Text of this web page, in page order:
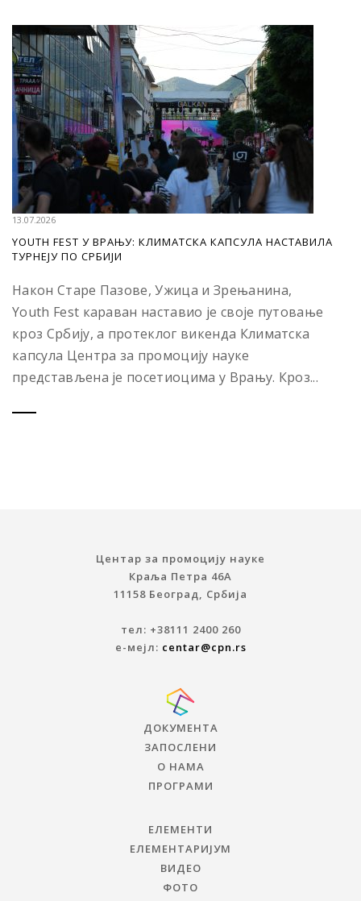
13.07.2026
YOUTH FEST У ВРАЊУ: КЛИМАТСКА КАПСУЛА НАСТАВИЛА
ТУРНЕЈУ ПО СРБИЈИ
Након Старе Пазове, Ужица и Зрењанина,
Youth Fest караван наставио је своје путовање
кроз Србију, а протеклог викенда Климатска
капсула Центра за промоцију науке
представљена је посетиоцима у Врању. Кроз...
Центар за промоцију науке
Краља Петра 46A
11158 Београд, Србија
тел: +38111 2400 260
е-мејл: centar@cpn.rs
ДОКУМЕНТА
ЗАПОСЛЕНИ
О НАМА
ПРОГРАМИ
ЕЛЕМЕНТИ
ЕЛЕМЕНТАРИЈУМ
ВИДЕО
ФОТО